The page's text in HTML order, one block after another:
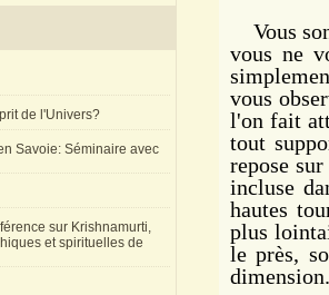
de l'Univers?
Savoie: Séminaire avec
sur Krishnamurti,
et spirituelles de
Vous
vous ne
vous
l'on fait
tout
repose
incluse
hautes
plus
le près,
dimension.